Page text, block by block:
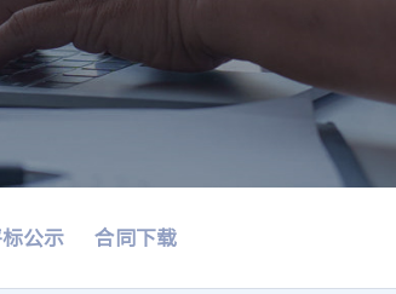
公示 合同下载